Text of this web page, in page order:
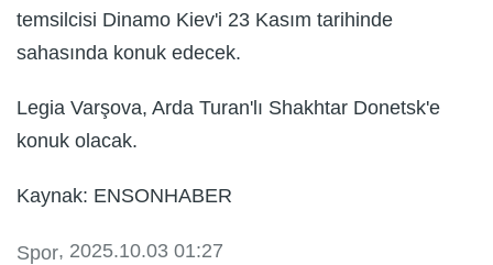
temsilcisi Dinamo Kiev'i 23 Kasım tarihinde
sahasında konuk edecek.
Legia Varşova, Arda Turan'lı Shakhtar Donetsk'e
konuk olacak.
Kaynak: ENSONHABER
Spor, 2025.10.03 01:27